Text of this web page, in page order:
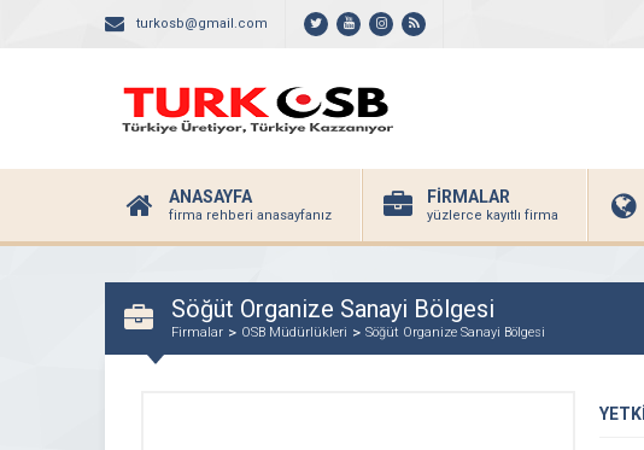
turkosb@gmail.com
ANASAYFA
firma rehberi anasayfanız
FİRMALAR
yüzlerce kayıtlı firma
Söğüt Organize Sanayi Bölgesi
Firmalar OSB Müdürlükleri Söğüt Organize Sanayi Bölgesi